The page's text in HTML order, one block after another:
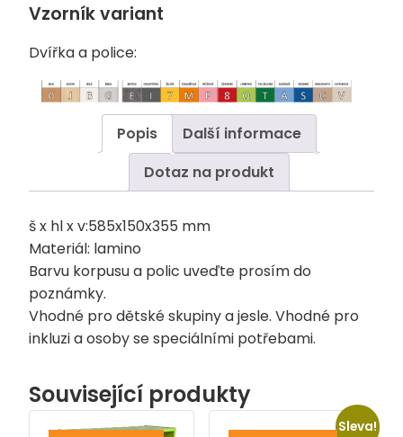
Vzorník variant
Dvířka a police:
Popis
Další informace
Dotaz na produkt
š x hl x v:585x150x355 mm
Materiál: lamino
Barvu korpusu a polic uveďte prosím do
poznámky.
Vhodné pro dětské skupiny a jesle. Vhodné pro
inkluzi a osoby se speciálními potřebami.
Související produkty
Sleva!